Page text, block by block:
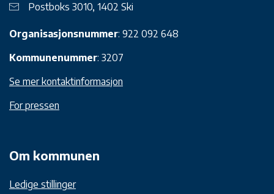
Postboks 3010, 1402 Ski
Organisasjonsnummer: 922 092 648
Kommunenummer: 3207
Se mer kontaktinformasjon
For pressen
Om kommunen
Ledige stillinger